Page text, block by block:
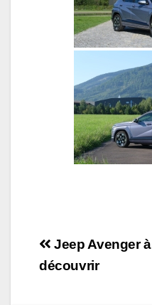
Navigation
de
Jeep Avenger à
découvrir